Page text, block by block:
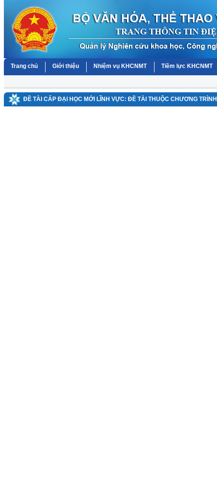
Trang chủ Giới thiệu Nhiệm vụ KHCNMT Tiềm lực KHCNMT
ĐỀ TÀI CẤP ĐẠI HỌC MỚI LĨNH VỰC: ĐỀ TÀI THUỘC CHƯƠNG